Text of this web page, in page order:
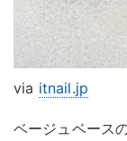
via itnail.jp
ベージュベース